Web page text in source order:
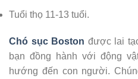
Tuổi thọ 11-13 tuổi.
Chó sục Boston được lai
bạn đồng hành với động
hướng đến con người.